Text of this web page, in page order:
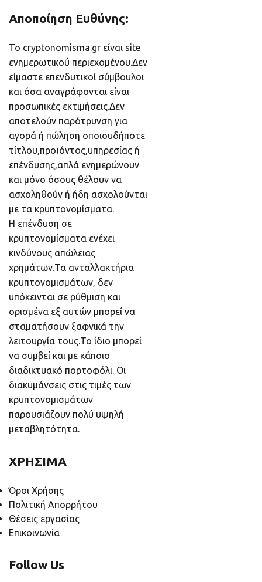
Αποποίηση Ευθύνης:
Το cryptonomisma.gr είναι site
ενημερωτικού περιεχομένου.Δεν
είμαστε επενδυτικοί σύμβουλοι
και όσα αναγράφονται είναι
προσωπικές εκτιμήσεις.Δεν
αποτελούν παρότρυνση για
αγορά ή πώληση οποιουδήποτε
τίτλου,προϊόντος,υπηρεσίας ή
επένδυσης,απλά ενημερώνουν
και μόνο όσους θέλουν να
ασχοληθούν ή ήδη ασχολούνται
με τα κρυπτονομίσματα.
Η επένδυση σε
κρυπτονομίσματα ενέχει
κινδύνους απώλειας
χρημάτων.Τα ανταλλακτήρια
κρυπτονομισμάτων, δεν
υπόκεινται σε ρύθμιση και
ορισμένα εξ αυτών μπορεί να
σταματήσουν ξαφνικά την
λειτουργία τους.Το ίδιο μπορεί
να συμβεί και με κάποιο
διαδικτυακό πορτοφόλι. Οι
διακυμάνσεις στις τιμές των
κρυπτονομισμάτων
παρουσιάζουν πολύ υψηλή
μεταβλητότητα.
ΧΡΗΣΙΜΑ
Όροι Χρήσης
Πολιτική Απορρήτου
Θέσεις εργασίας
Επικοινωνία
Follow Us